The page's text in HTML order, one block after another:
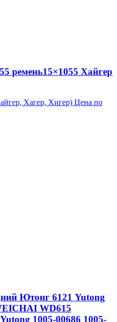
ремень15×1055 Хайгер
Хагер, Хигер) Цена по
Ютонг 6121 Yutong
WD615
1005-00686 1005-